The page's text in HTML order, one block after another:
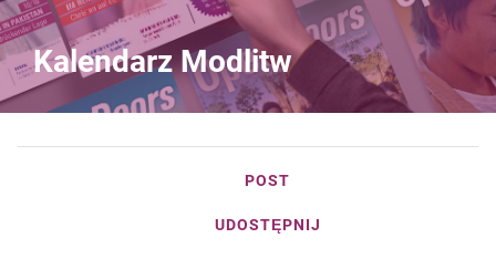
Kalendarz Modlitw
POST
UDOSTĘPNIJ